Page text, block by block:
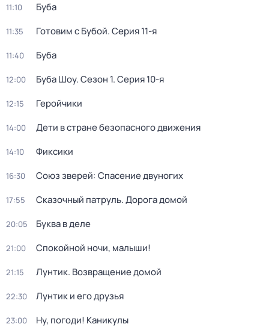
11:10 Буба
11:35 Готовим с Бубой. Серия 11-я
11:40 Буба
12:00 Буба Шоу. Сезон 1. Серия 10-я
12:15 Геройчики
14:00 Дети в стране безопасного движения
14:10 Фиксики
16:30 Союз зверей: Спасение двуногих
17:55 Сказочный патруль. Дорога домой
20:05 Буква в деле
21:00 Спокойной ночи, малыши!
21:15 Лунтик. Возвращение домой
22:30 Лунтик и его друзья
23:00 Ну, погоди! Каникулы